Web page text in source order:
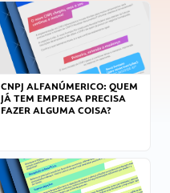
CNPJ ALFANÚMERICO: QUEM
JÁ TEM EMPRESA PRECISA
FAZER ALGUMA COISA?